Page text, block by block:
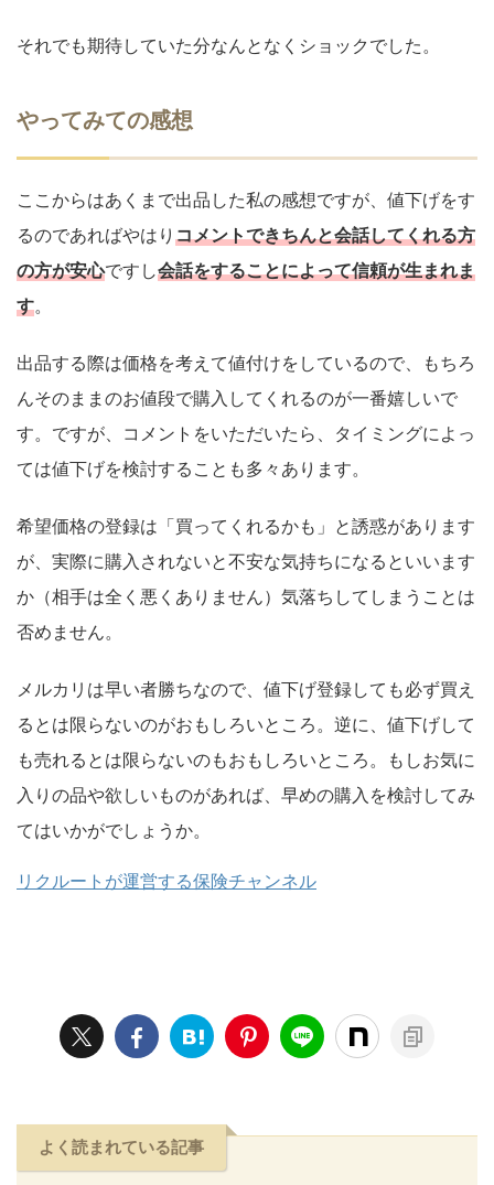
それでも期待していた分なんとなくショックでした。
やってみての感想
ここからはあくまで出品した私の感想ですが、値下げをす
るのであればやはり コメントできちんと会話してくれる方
の方が安心ですし会話をすることによって信頼が生まれま
す。
出品する際は価格を考えて値付けをしているので、もちろ
んそのままのお値段で購入してくれるのが一番嬉しいで
す。ですが、コメントをいただいたら、タイミングによっ
ては値下げを検討することも多々あります。
希望価格の登録は「買ってくれるかも」と誘惑があります
が、実際に購入されないと不安な気持ちになるといいます
か（相手は全く悪くありません）気落ちしてしまうことは
否めません。
メルカリは早い者勝ちなので、値下げ登録しても必ず買え
るとは限らないのがおもしろいところ。逆に、値下げして
も売れるとは限らないのもおもしろいところ。もしお気に
入りの品や欲しいものがあれば、早めの購入を検討してみ
てはいかがでしょうか。
リクルートが運営する保険チャンネル
よく読まれている記事